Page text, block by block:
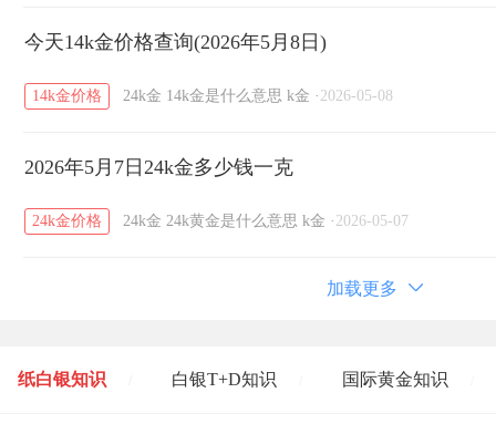
今天14k金价格查询(2026年5月8日)
14k金价格 24k金 14k金是什么意思 k金 · 2026-05-08
2026年5月7日24k金多少钱一克
24k金价格 24k金 24k黄金是什么意思 k金 · 2026-05-07
加载更多
纸白银知识 白银T+D知识 国际黄金知识